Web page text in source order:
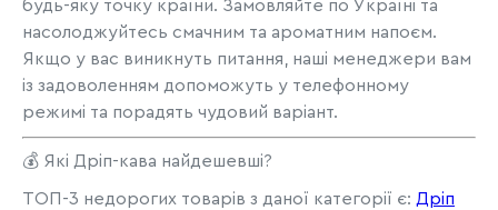
будь-яку точку країни. Замовляйте по Україні та
насолоджуйтесь смачним та ароматним напоєм.
Якщо у вас виникнуть питання, наші менеджери вам
із задоволенням допоможуть у телефонному
режимі та порадять чудовий варіант.
💰 Які Дріп-кава найдешевші?
ТОП-3 недорогих товарів з даної категорії є: Дріп